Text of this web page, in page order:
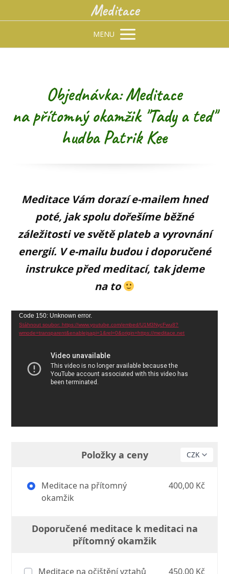
Meditace
MENU
Objednávka: Meditace
na přítomný okamžik "Tady a ted"
hudba Patrik Kee
Meditace Vám dorazí e-mailem hned
poté, jak spolu dořešíme běžné
záležitosti ve světě plateb a vyrovnání
energií. V e-mailu budou i doporučené
instrukce před meditací, tak jdeme
na to
Video
přehrávač
Code 150: Unknown error.
Stáhnout soubor: https://www.youtube.com/embed/U1M3NycFwu8?
wmode=transparent&enablejsapi=1&rel=0&origin=https://meditace.net
Položky a ceny
Meditace na přítomný
okamžik
400,00 Kč
Doporučené meditace k meditaci na
přítomný okamžik
Meditace na očištění vztahů
450,00 Kč